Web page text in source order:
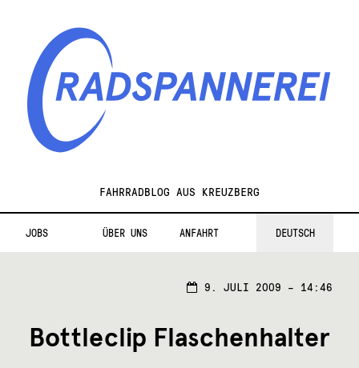
RadspannereiFAHRRADBLOG AUS KREUZBERG
JOBS ÜBER UNS ANFAHRT DEUTSCH
9. JULI 2009 – 14:46
Bottleclip Flaschenhalter